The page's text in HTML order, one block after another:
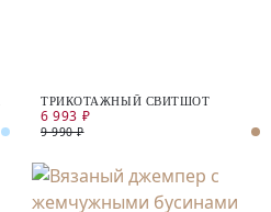
ТРИКОТАЖНЫЙ СВИТШОТ
6 993 ₽
9 990 ₽